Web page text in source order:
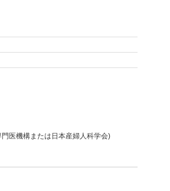
門医機構または日本産婦人科学会)